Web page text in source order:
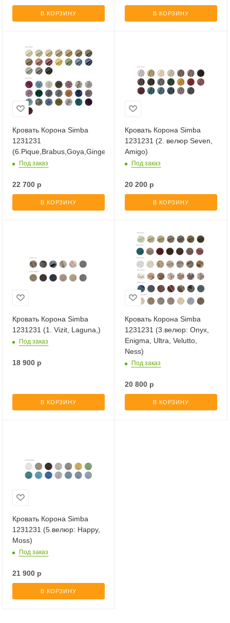
В КОРЗИНУ В КОРЗИНУ
Кровать Корона Simba
1231231
(6.Pique,Brabus,Goya,Ginger,Diagonal,Vertic)
Под заказ
22 700 р
В КОРЗИНУ
Кровать Корона Simba
1231231 (2. велюр Seven,
Amigo)
Под заказ
20 200 р
В КОРЗИНУ
Кровать Корона Simba
1231231 (1. Vizit, Laguna,)
Под заказ
18 900 р
В КОРЗИНУ
Кровать Корона Simba
1231231 (3.велюр: Onyx,
Enigma, Ultra, Velutto,
Ness)
Под заказ
20 800 р
В КОРЗИНУ
Кровать Корона Simba
1231231 (5.велюр: Happy,
Moss)
Под заказ
21 900 р
В КОРЗИНУ